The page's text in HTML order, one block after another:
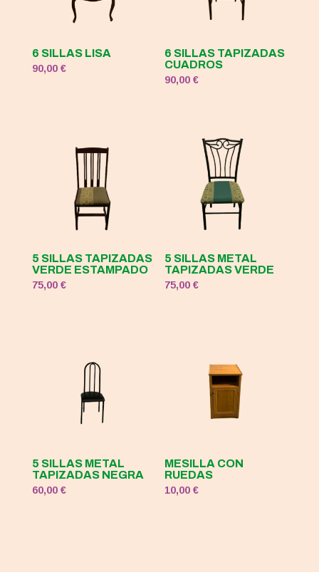
6 SILLAS LISA
90,00 €
6 SILLAS TAPIZADAS
CUADROS
90,00€
5 SILLAS TAPIZADAS
VERDE ESTAMPADO
75,00 €
5 SILLAS METAL
TAPIZADAS VERDE
75,00€
5 SILLAS METAL
TAPIZADAS NEGRA
60,00 €
MESILLA CON
RUEDAS
10,00€